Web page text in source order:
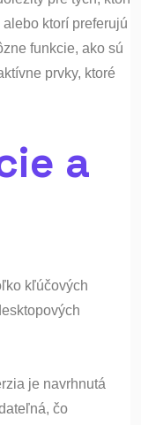
ktorí preferujú
funkcie, ako sú
prvky, ktoré
a
kľúčových
je navrhnutá
čo